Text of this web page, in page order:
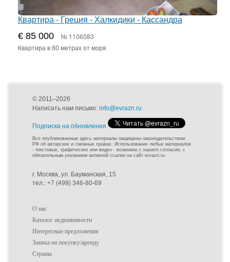
Квартира - Греция - Халкидики - Кассандра
€ 85 000 № 1106083
Квартира в 80 метрах от моря
© 2011–2026
Написать нам письмо: info@evrazn.ru
Подписка на обновления
Все опубликованные здесь материалы защищены законодательством
РФ об авторских и смежных правах. Использование любых материалов
- текстовых, графических или видео - возможно с нашего согласия, с
обязательным указанием активной ссылки на сайт evrazn.ru.
г. Москва, ул. Бауманская, 15
тел.: +7 (499) 346-80-69
О нас
Каталог недвижимости
Интересные предложения
Заявка на покупку/аренду
Страны